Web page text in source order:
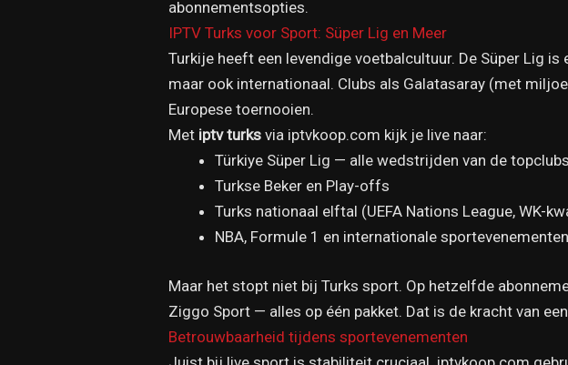
abonnementsopties.
IPTV Turks voor Sport: Süper Lig en Meer
Turkije heeft een levendige voetbalcultuur. De Süper Lig
maar ook internationaal. Clubs als Galatasaray (met
Europese toernooien.
Met iptv turks via iptvkoop.com kijk je live naar:
Türkiye Süper Lig — alle wedstrijden van de topclubs
Turkse Beker en Play-offs
Turks nationaal elftal (UEFA Nations League, WK-
NBA, Formule 1 en internationale
Maar het stopt niet bij Turks sport. Op hetzelfde
Ziggo Sport — alles op één pakket. Dat is de kracht van
Betrouwbaarheid tijdens sportevenementen